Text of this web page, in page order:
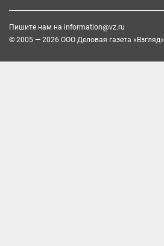
Пишите нам на information@vz.ru
© 2005 — 2026 ООО Деловая газета «Взгляд»